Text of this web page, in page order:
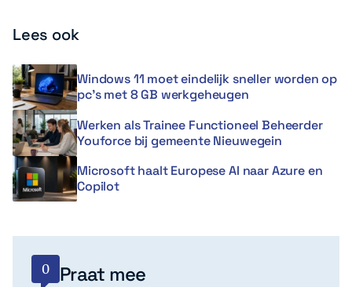
Lees ook
Windows 11 moet eindelijk sneller worden op
pc’s met 8 GB werkgeheugen
Werken als Trainee Functioneel Beheerder
Youforce bij gemeente Nieuwegein
Microsoft haalt Europese AI naar Azure en
Copilot
0 Praat mee